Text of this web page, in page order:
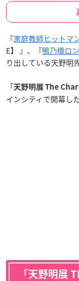
『家庭教師ヒットマ
E】 』、『鴨乃橋ロ
り出している天野明
「天野明展 The
インシティで開幕し
「天野明展